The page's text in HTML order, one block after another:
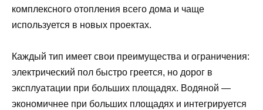
комплексного отопления всего дома и чаще
используется в новых проектах.
Каждый тип имеет свои преимущества и ограничения:
электрический пол быстро греется, но дорог в
эксплуатации при больших площадях. Водяной —
экономичнее при больших площадях и интегрируется